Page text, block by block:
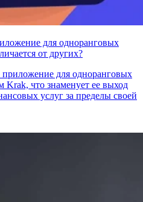
для одноранговых
от других?
приложение для одноранговых
Krak, что знаменует ее выход
услуг за пределы своей